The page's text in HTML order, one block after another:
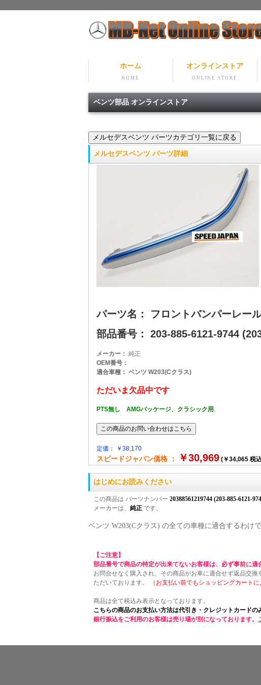
ホーム
HOME
オンラインストア
ONLINE STORE
ベンツ部品 オンラインストア
メルセデスベンツ パーツ詳細
パーツ名： フロントバンパーレー
部品番号： 203-885-6121-9744
メーカー： 純正
OEM番号：
適合車種： ベンツ W203(Cクラス)
ただいま欠品中です
PTS無し AMGパッケージ、クラシック用 ,
定価： ￥38,170
スピードジャパン価格 ： ￥30,969(￥34,065 税
はじめにお読みください
この商品は パーツナンバー 20388561219744 (203-885-6121-
メーカーは、 純正です。
ベンツ W203(Cクラス) の全ての車種に適合するわけ
【ご注意】
部品番号で商品の特定が出来てないお客様は、必ず事前に適
お問合せなく購入され、その商品がお車に適合せず返品交換
ただいております。
（お支払い前でもショッピングカート
商品は全て税込み表示となっております。
こちらの商品のお支払い方法は代引き・クレジットカードの
銀行振込をご利用のお客様は売り場が別になっております。